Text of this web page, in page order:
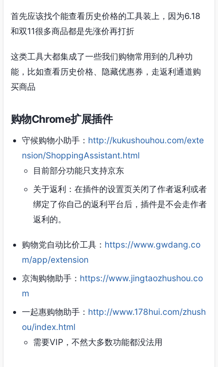
首先应该找个能查看历史价格的工具装上，因为6.18
和双11很多商品都是先涨价再打折
这类工具大都集成了一些我们购物常用到的几种功
能，比如查看历史价格、隐藏优惠券，走返利通道购
买商品
购物Chrome扩展插件
守候购物小助手： http://kukushouhou.com/exte
nsion/ShoppingAssistant.html
目前部分功能只支持京东
关于返利：在插件的设置页关闭了作者返利或者
绑定了你自己的返利平台后，插件是不会走作者
返利的。
购物党自动比价工具： https://www.gwdang.co
m/app/extension
京淘购物助手： https://www.jingtaozhushou.co
m
一起惠购物助手： http://www.178hui.com/zhush
ou/index.html
需要VIP，不然大多数功能都没法用